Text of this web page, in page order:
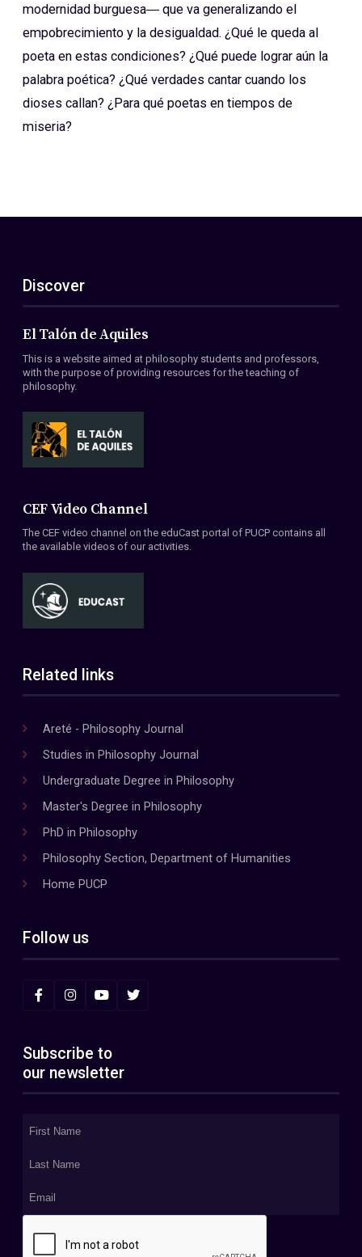
modernidad burguesa― que va generalizando el
empobrecimiento y la desigualdad. ¿Qué le queda al
poeta en estas condiciones? ¿Qué puede lograr aún la
palabra poética? ¿Qué verdades cantar cuando los
dioses callan? ¿Para qué poetas en tiempos de
miseria?
Discover
El Talón de Aquiles
This is a website aimed at philosophy students and professors,
with the purpose of providing resources for the teaching of
philosophy.
CEF Video Channel
The CEF video channel on the eduCast portal of PUCP contains all
the available videos of our activities.
Related links
Areté - Philosophy Journal
Studies in Philosophy Journal
Undergraduate Degree in Philosophy
Master's Degree in Philosophy
PhD in Philosophy
Philosophy Section, Department of Humanities
Home PUCP
Follow us
Subscribe to
our newsletter